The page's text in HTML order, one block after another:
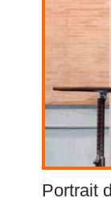
Portrait